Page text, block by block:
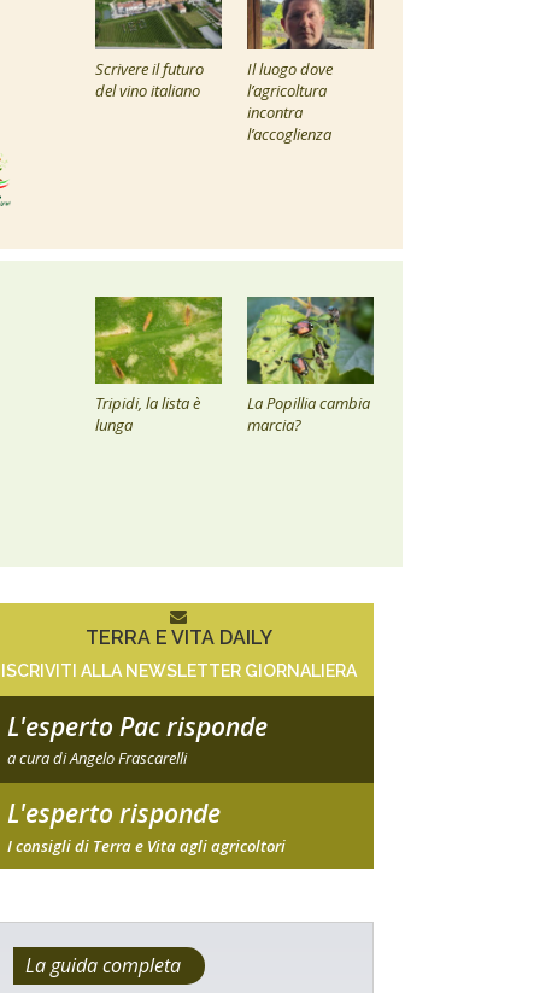
Scrivere il futuro
del vino italiano
Il luogo dove
l’agricoltura
incontra
l’accoglienza
Tripidi, la lista è
lunga
La Popillia cambia
marcia?
TERRA E VITA DAILY
ISCRIVITI ALLA NEWSLETTER GIORNALIERA
L'esperto Pac risponde
a cura di Angelo Frascarelli
L'esperto risponde
I consigli di Terra e Vita agli agricoltori
La guida completa